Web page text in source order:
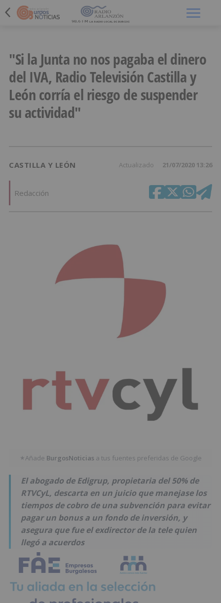
"Si la Junta no nos pagaba el dinero
del IVA, Radio Televisión Castilla y
León corría el riesgo de suspender
su actividad"
CASTILLA Y LEÓN Actualizado 21/07/2020 13:26
Redacción
★Añade BurgosNoticias a tus fuentes preferidas de Google
El abogado de Edigrup, propietaria del 50% de
RTVCyL, descarta en un juicio que manejase los
tiempos de cobro de una subvención para evitar
pagar un bonus a un fondo de inversión, y
asegura que fue el exdirector de la tele quien
llegó a acuerdos